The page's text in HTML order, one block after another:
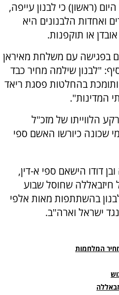
(ראשון) כי לבנון עייפה,
ואחדות הלבנונים היא
או תוקפנות.
בפגישה עם משלחת מאיראן
"לבנון שילמה מחיר כבד
בהחלטות פסגת ריאד
המדינות".
הלווייתו של מזכ"ל
שכונה כיורשו האשם ספי
דודו הישאם ספי א-דין,
שחוסל שבוע
בהשתתפות מאות אלפי
ישראל וארה"ב.
המלחמות